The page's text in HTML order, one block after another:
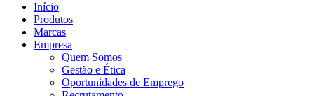
Início
Produtos
Marcas
Empresa
Quem Somos
Gestão e Ética
Oportunidades de Emprego